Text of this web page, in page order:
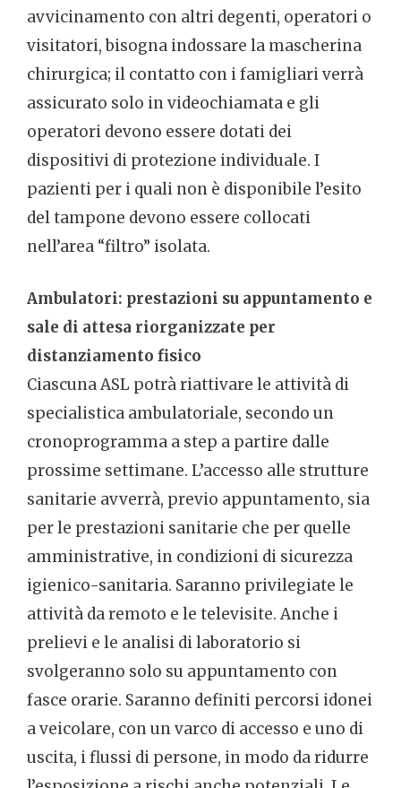
avvicinamento con altri degenti, operatori o
visitatori, bisogna indossare la mascherina
chirurgica; il contatto con i famigliari verrà
assicurato solo in videochiamata e gli
operatori devono essere dotati dei
dispositivi di protezione individuale. I
pazienti per i quali non è disponibile l’esito
del tampone devono essere collocati
nell’area “filtro” isolata.
Ambulatori: prestazioni su appuntamento e
sale di attesa riorganizzate per
distanziamento fisico
Ciascuna ASL potrà riattivare le attività di
specialistica ambulatoriale, secondo un
cronoprogramma a step a partire dalle
prossime settimane. L’accesso alle strutture
sanitarie avverrà, previo appuntamento, sia
per le prestazioni sanitarie che per quelle
amministrative, in condizioni di sicurezza
igienico-sanitaria. Saranno privilegiate le
attività da remoto e le televisite. Anche i
prelievi e le analisi di laboratorio si
svolgeranno solo su appuntamento con
fasce orarie. Saranno definiti percorsi idonei
a veicolare, con un varco di accesso e uno di
uscita, i flussi di persone, in modo da ridurre